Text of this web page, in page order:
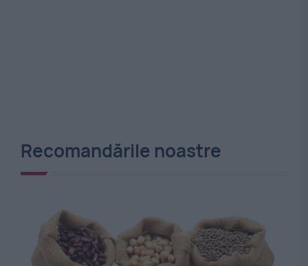
Recomandările noastre